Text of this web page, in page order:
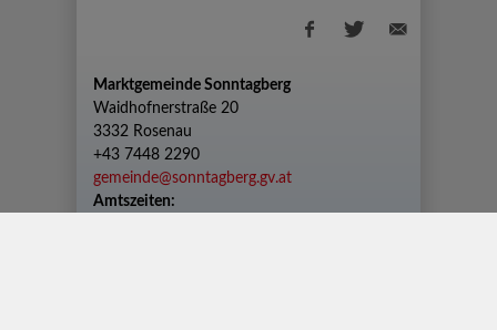
Marktgemeinde Sonntagberg
Waidhofnerstraße 20
3332 Rosenau
+43 7448 2290
gemeinde@sonntagberg.gv.at
Amtszeiten: